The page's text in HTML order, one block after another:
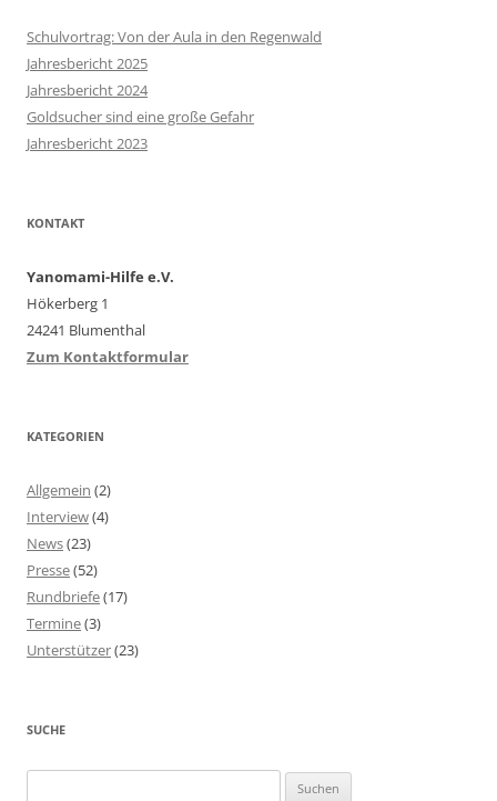
Schulvortrag: Von der Aula in den Regenwald
Jahresbericht 2025
Jahresbericht 2024
Goldsucher sind eine große Gefahr
Jahresbericht 2023
KONTAKT
Yanomami-Hilfe e.V.
Hökerberg 1
24241 Blumenthal
Zum Kontaktformular
KATEGORIEN
Allgemein (2)
Interview(4)
News(23)
Presse(52)
Rundbriefe(17)
Termine(3)
Unterstützer(23)
SUCHE